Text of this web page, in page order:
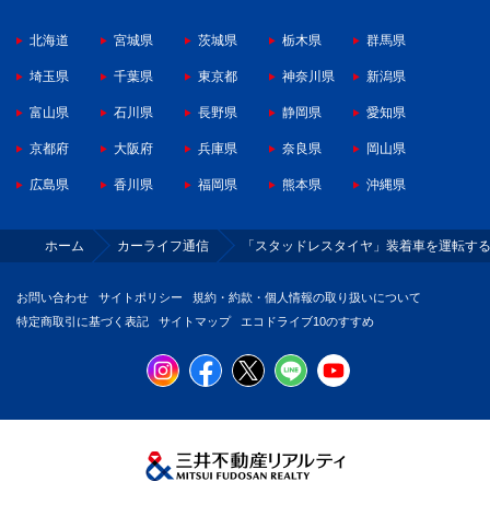
北海道 宮城県 茨城県 栃木県 群馬県
埼玉県 千葉県 東京都 神奈川県 新潟県
富山県 石川県 長野県 静岡県 愛知県
京都府 大阪府 兵庫県 奈良県 岡山県
広島県 香川県 福岡県 熊本県 沖縄県
ホーム カーライフ通信 「スタッドレスタイヤ」装着車を運転す
お問い合わせ サイトポリシー
規約・約款・個人情報の取り扱いについて
特定商取引に基づく表記
サイトマップ エコドライブ10のすすめ